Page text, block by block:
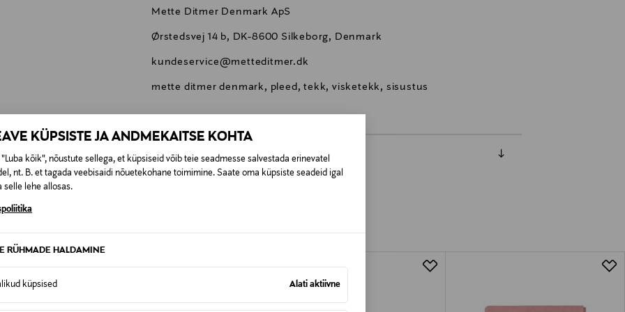
KÜPSISTE JA ANDMEKAITSE KOHTA
kõik", nõustute sellega, et küpsiseid võib teie seadmesse salvestada erinevatel
nt. B. et tagada veebisaidi nõuetekohane toimimine. Saate oma küpsiste seadeid igal
selle lehe allosas.
RÜHMADE HALDAMINE
küpsised Alati aktiivne
Mette Ditmer Denmark ApS
Ørstedsvej 14 b, DK-8600 Silkeborg, Denmark
kundeservice@metteditmer.dk
mette ditmer denmark, pleed, tekk, visketekk, sisustus
0,00 €
KA